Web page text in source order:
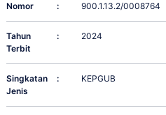
Nomor : 900.1.13.2/0008764
Tahun
Terbit
: 2024
Singkatan
Jenis
: KEPGUB